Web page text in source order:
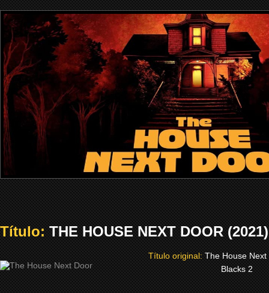
Título:THE HOUSE NEXT DOOR (2021)
Título original:The House
Blacks 2